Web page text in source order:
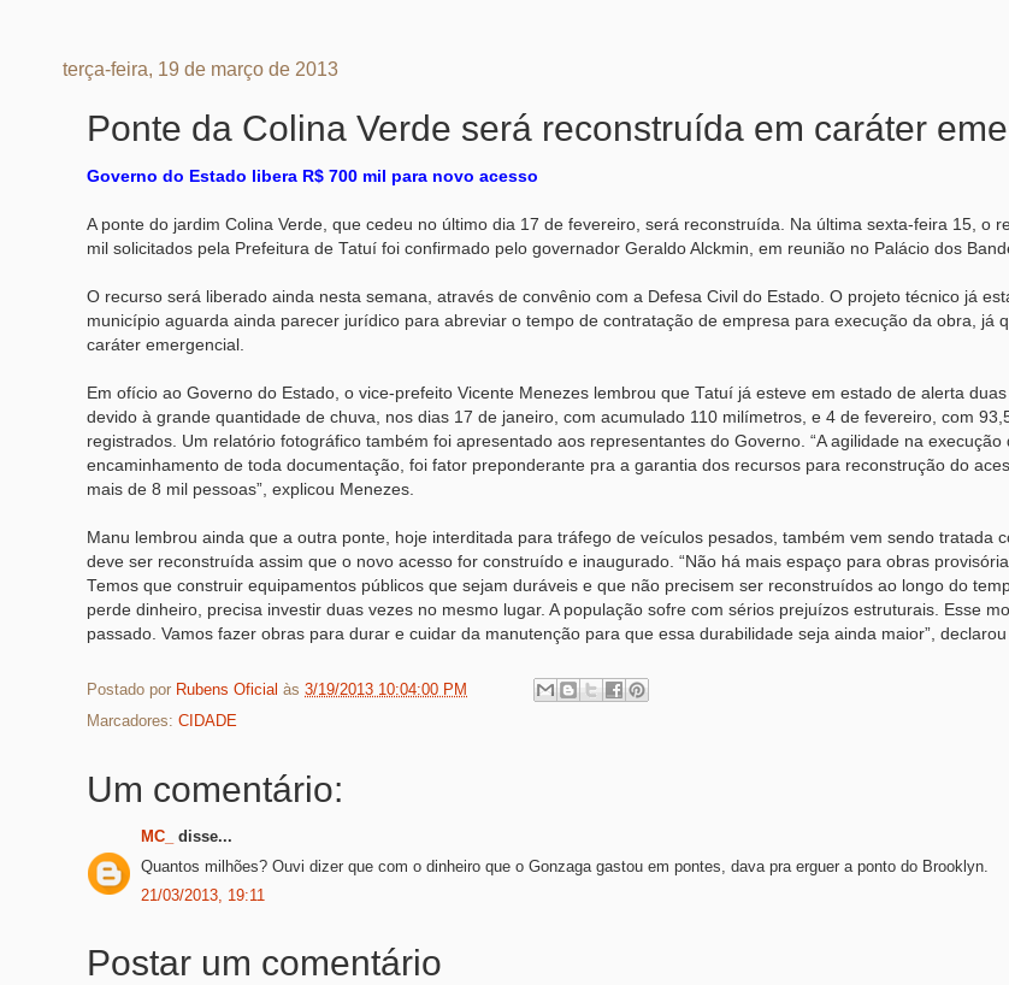
terça-feira, 19 de março de 2013
Ponte da Colina Verde será reconstruída em caráter
Governo do Estado libera R$ 700 mil para novo acesso
A ponte do jardim Colina Verde, que cedeu no último dia 17 de fevereiro, será reconstruída. Na última sexta-feira 15, o
mil solicitados pela Prefeitura de Tatuí foi confirmado pelo governador Geraldo Alckmin, em reunião no Palácio dos
O recurso será liberado ainda nesta semana, através de convênio com a Defesa Civil do Estado. O projeto técnico já
município aguarda ainda parecer jurídico para abreviar o tempo de contratação de empresa para execução da obra, já
caráter emergencial.
Em ofício ao Governo do Estado, o vice-prefeito Vicente Menezes lembrou que Tatuí já esteve em estado de alerta duas
devido à grande quantidade de chuva, nos dias 17 de janeiro, com acumulado 110 milímetros, e 4 de fevereiro, com
registrados. Um relatório fotográfico também foi apresentado aos representantes do Governo. “A agilidade na execução
encaminhamento de toda documentação, foi fator preponderante pra a garantia dos recursos para reconstrução do
mais de 8 mil pessoas”, explicou Menezes.
Manu lembrou ainda que a outra ponte, hoje interditada para tráfego de veículos pesados, também vem sendo tratada
deve ser reconstruída assim que o novo acesso for construído e inaugurado. “Não há mais espaço para obras
Temos que construir equipamentos públicos que sejam duráveis e que não precisem ser reconstruídos ao longo do
perde dinheiro, precisa investir duas vezes no mesmo lugar. A população sofre com sérios prejuízos estruturais. Esse
passado. Vamos fazer obras para durar e cuidar da manutenção para que essa durabilidade seja ainda maior”, declarou
Postado por Rubens Oficial às 3/19/2013 10:04:00 PM
Marcadores: CIDADE
Um comentário:
MC_
disse...
Quantos milhões? Ouvi dizer que com o dinheiro que o Gonzaga gastou em pontes, dava pra erguer a ponto do Brooklyn.
21/03/2013, 19:11
Postar um comentário